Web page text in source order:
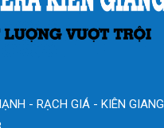
- RẠCH GIÁ - KIÊN GIANG